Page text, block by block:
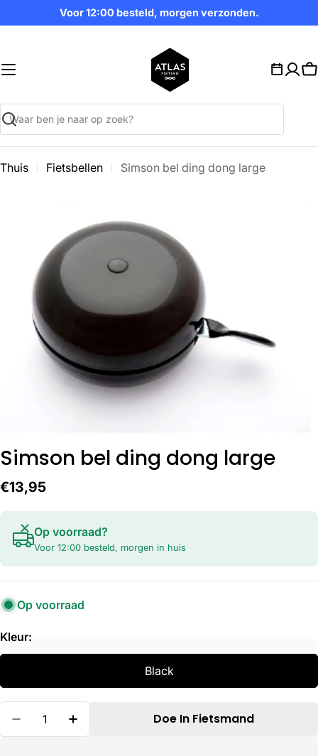
naar
Voor 12:00 besteld, morgen verzonden.
Zoekopdracht
Thuis Fietsbellen Simson bel ding dong large
productinformatie
media 0 in modaal
Simson bel ding dong large
Normale
€13,95
Op voorraad?
Voor 12:00 besteld, morgen in huis
Op voorraad
Kleur:
Black
Verminder Hoeveelheid Voor Simson Bel Ding
Verhoog De Hoeveelheid Voor
Doe In Fietsmand